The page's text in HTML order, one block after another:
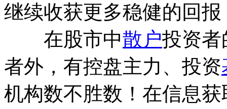
继续收获更多稳健的回报
在股市中散户投资者
者外，有控盘主力、投资
机构数不胜数！在信息